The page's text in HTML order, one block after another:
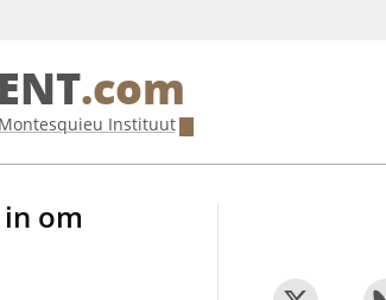
.com
Montesquieu Instituut
om